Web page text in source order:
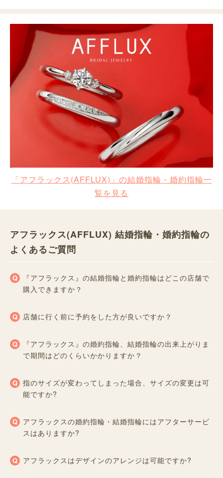
「アフラックス(AFFLUX)」の結婚指輪・婚約指輪一
覧を見る
アフラックス(AFFLUX) 結婚指輪・婚約指輪の
よくあるご質問
『アフラックス』の結婚指輪と婚約指輪はどこの店舗で
購入できますか？
店舗に行く前に予約をした方が良いですか？
『アフラックス』の婚約指輪、結婚指輪の出来上がりま
で期間はどのくらいかかりますか？
指のサイズが変わってしまった場合、サイズの変更は可
能ですか?
アフラックスの婚約指輪・結婚指輪にはアフターサービ
スはありますか?
アフラックスはデザインのアレンジは可能ですか?